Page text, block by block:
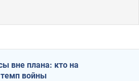
вне плана: кто на
войны